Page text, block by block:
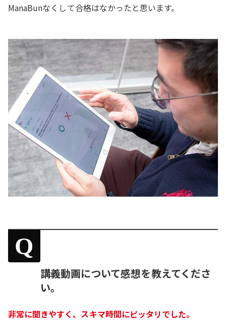
ManaBunなくして合格はなかったと思います。
Q
講義動画について感想を教えてくださ
い。
非常に聞きやすく、スキマ時間にピッタリでした。